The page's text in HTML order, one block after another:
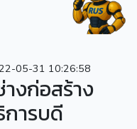
05-31 10:26:58
งก่อสร้าง
ารบดี